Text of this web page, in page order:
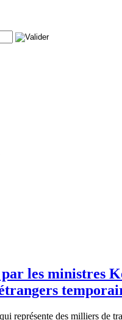
par les ministres
qui représente des milliers de